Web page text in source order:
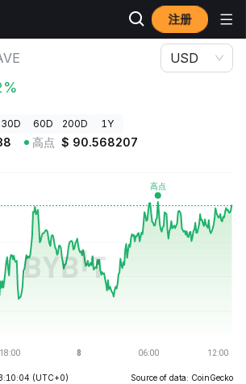
注册
USD
30D 60D 200D 1Y
高点 $ 90.568207
(UTC+0) Source of data: CoinGecko